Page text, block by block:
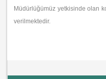
Müdürlüğümüz yetkisinde olan
verilmektedir.